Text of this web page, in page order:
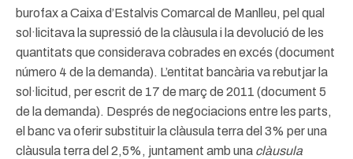
burofax a Caixa d’Estalvis Comarcal de Manlleu, pel qual
sol·licitava la supressió de la clàusula i la devolució de les
quantitats que considerava cobrades en excés (document
número 4 de la demanda). L’entitat bancària va rebutjar la
sol·licitud, per escrit de 17 de març de 2011 (document 5
de la demanda). Després de negociacions entre les parts,
el banc va oferir substituir la clàusula terra del 3% per una
clàusula terra del 2,5%, juntament amb una clàusula